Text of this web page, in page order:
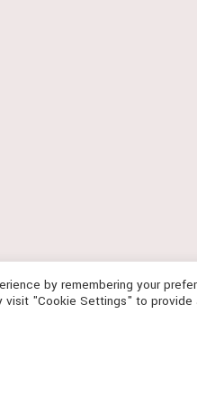
by remembering your
visit "Cookie Settings" to